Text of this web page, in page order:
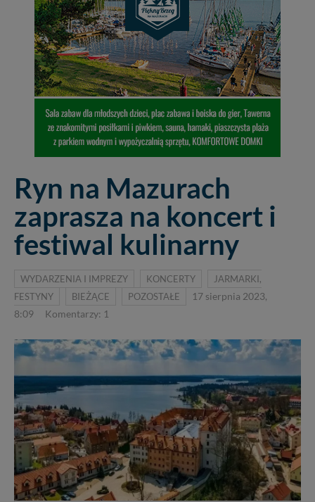
Ryn na Mazurach
zaprasza na koncert i
festiwal kulinarny
WYDARZENIA I IMPREZY KONCERTY
JARMARKI,
FESTYNY
BIEŻĄCE POZOSTAŁE
17 sierpnia 2023,
8:09
Komentarzy: 1